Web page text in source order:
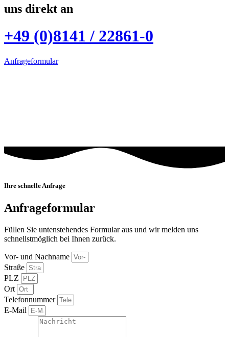
uns direkt an
+49 (0)8141 / 22861-0
Anfrageformular
Ihre schnelle Anfrage
Anfrageformular
Füllen Sie untenstehendes Formular aus und wir melden uns
schnellstmöglich bei Ihnen zurück.
Vor- und Nachname
Straße
PLZ
Ort
Telefonnummer
E-Mail